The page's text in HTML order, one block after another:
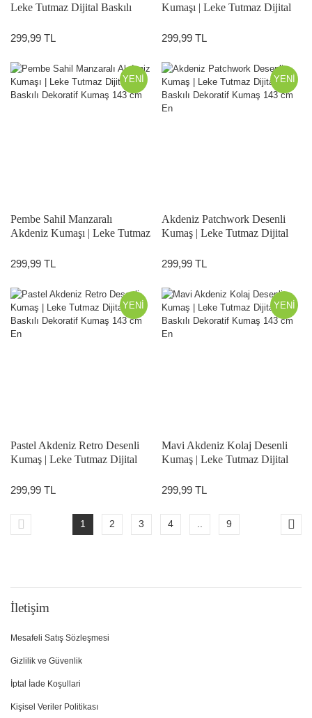
Leke Tutmaz Dijital Baskılı
299,99 TL
Kumaşı | Leke Tutmaz Dijital
cm
299,99 TL
YENİ
Pembe Sahil Manzaralı
Akdeniz Kumaşı | Leke Tutmaz
143 cm
299,99 TL
YENİ
Akdeniz Patchwork Desenli
Kumaş | Leke Tutmaz Dijital
cm En
299,99 TL
YENİ
Pastel Akdeniz Retro Desenli
Kumaş | Leke Tutmaz Dijital
cm En
299,99 TL
YENİ
Mavi Akdeniz Kolaj Desenli
Kumaş | Leke Tutmaz Dijital
cm En
299,99 TL
1 2 3 4 .. 9
İletişim
Mesafeli Satış Sözleşmesi
Gizlilik ve Güvenlik
İptal İade Koşullari
Kişisel Veriler Politikası